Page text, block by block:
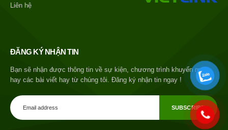
Liên hệ
ĐĂNG KÝ NHẬN TIN
Bạn sẽ nhận được thông tin về sự kiện, chương trình khuyến mại
hay các bài viết hay từ chúng tôi. Đăng ký nhận tin ngay !